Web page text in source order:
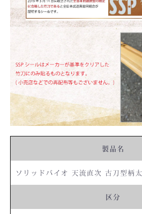
製品名
ソリッドバイオ 天流直次 古刀型柄太
区分